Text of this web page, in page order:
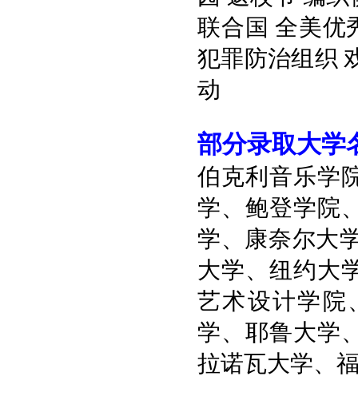
联合国 全美优
犯罪防治组织
动
部分录取大学
伯克利音乐学
学、鲍登学院
学、康奈尔大
大学、纽约大
艺术设计学院
学、耶鲁大学
拉诺瓦大学、